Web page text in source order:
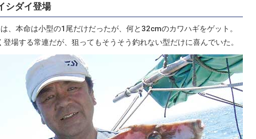
シダイ登場
、本命は小型の1尾だけだったが、何と32cmのカワハギをゲット。
場する常連だが、狙ってもそうそう釣れない型だけに喜んでいた。